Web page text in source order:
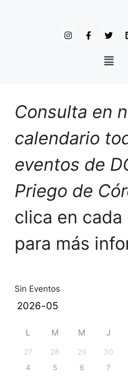
Consulta en
calendario
eventos de
Priego de
clica en cada
para más
Sin Eventos
L M M J
27 28 29 30
4
5 6 7